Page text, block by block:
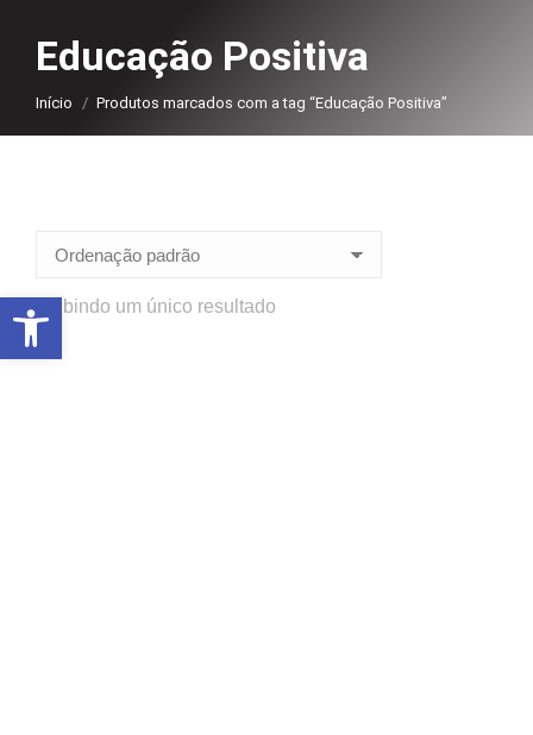
Educação Positiva
Você está aqui:
Início Produtos marcados com a tag “Educação Positiva”
Exibindo um único resultado
Abrir a barra de ferramentas